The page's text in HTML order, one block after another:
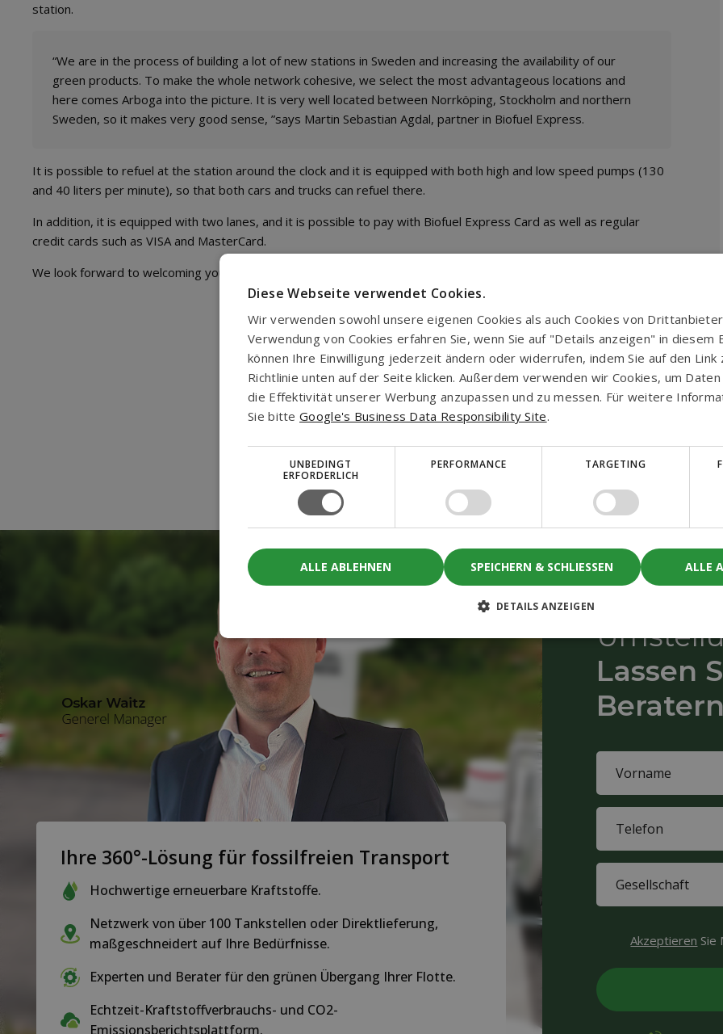
station.
“We are in the process of building a lot of new stations in Sweden and increasing the availability of our
green products. To make the whole network cohesive, we select the most advantageous locations and
here comes Arboga into the picture. It is very well located between Norrköping, Stockholm and northern
Sweden, so it makes very good sense, ”says Martin Sebastian Agdal, partner in Biofuel Express.
It is possible to refuel at the station around the clock and it is equipped with both high and low speed pumps (130
and 40 liters per minute), so that both cars and trucks can refuel there.
In addition, it is equipped with two lanes, and it is possible to pay with Biofuel Express Card as well as regular
credit cards such as VISA and MasterCard.
We look forward to welcoming you to the new station in Arboga.
Ihre 360°-Lösung für fossilfreien Transport
Hochwertige erneuerbare Kraftstoffe.
Netzwerk von über 100 Tankstellen oder Direktlieferung,
maßgeschneidert auf Ihre Bedürfnisse.
Experten und Berater für den grünen Übergang Ihrer Flotte.
Echtzeit-Kraftstoffverbrauchs- und CO2-
Emissionsberichtsplattform.
Starten
Lassen
(erforderlich)
First
name
(erforderlich)
(erforderlich)
Akzeptieren Sie
Diese Webseite verwendet Cookies.
Wir verwenden sowohl unsere eigenen Cookies als auch Cookies von
Verwendung von Cookies erfahren Sie, wenn Sie auf "Details anzeigen" in diesem
können Ihre Einwilligung jederzeit ändern oder widerrufen, indem Sie auf den Link
Richtlinie unten auf der Seite klicken. Außerdem verwenden wir Cookies, um
die Effektivität unserer Werbung anzupassen und zu messen. Für weitere
Sie bitte Google's Business Data Responsibility Site.
UNBEDINGT
ERFORDERLICH
PERFORMANCE TARGETING
SPEICHERN & SCHLIESSEN ALLE
ALLE ABLEHNEN
DETAILS ANZEIGEN